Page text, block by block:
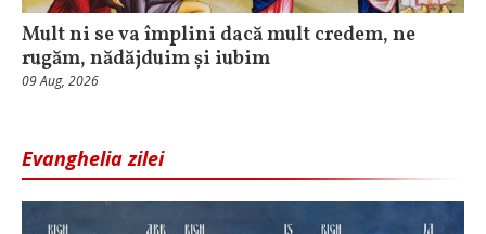
Mult ni se va împlini dacă mult credem, ne
rugăm, nădăjduim și iubim
09 Aug, 2026
Evanghelia zilei